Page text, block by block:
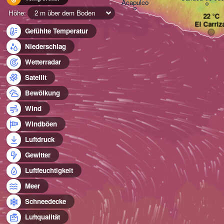
Höhe:
2 m über dem Boden
Gefühlte Temperatur
Niederschlag
Wetterradar
Satellit
Bewölkung
Wind
Windböen
Luftdruck
Gewitter
Luftfeuchtigkeit
Meer
Schneedecke
Luftqualität
Acapulco
El